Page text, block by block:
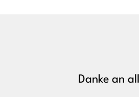
Danke an